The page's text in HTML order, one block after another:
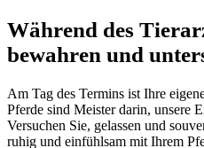
Während des
bewahren und
Am Tag des Termins ist Ihre
Pferde sind Meister darin, unsere
Versuchen Sie, gelassen und
ruhig und einfühlsam mit Ihrem